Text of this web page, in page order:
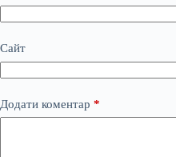
Сайт
Додати коментар *